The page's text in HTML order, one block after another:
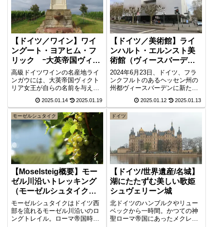
【ドイツ／ワイン】ワイ
ングート・ヨアヒム・フ
リック ｰ大英帝国ヴィク
トリア女王のワイン
高級ドイツワインの名産地ライ
ンガウには、大英帝国ヴィクト
リア女王が自らの名前を与えた
穫されたブドウで醸造されたワ
インは現在でも英国王室御用
達、作り手は「ワイングート・
ヨアヒム・フリック」。偉大な
ワインを生み出す銘醸畑とワイ
ナリーを訪れました。
2025.01.14 2025.01.19
【ドイツ／美術館】ライ
ンハルト・エルンスト美
術館（ヴィースバーデン
現代抽象美術館）
2024年6月23日、ドイツ、フラ
ンクフルトのあるヘッセン州の
州都ヴィースバーデンに新たな
ンハルト・エルンストが収集し
た1945年以降の現代美術作品、
特に抽象芸術作品が、日本を代
表する建築家槇文彦氏設計の美
術館に収蔵。エルンスト・コレ
クションの「色が全て」展と特
別展「槇文彦氏回顧展」。
2025.01.12 2025.01.13
モーゼルシュタイク
【Moselsteig概要】モー
ゼル川沿いトレッキング
（モーゼルシュタイク）
概要編
モーゼルシュタイクはドイツ西
部を流れるモーゼル川沿いのロ
ングトレイル。ローマ帝国時代
ドイツ
【ドイツ/世界遺産/名城】
湖にたたずむ美しい歌姫
シュヴェリーン城
北ドイツのハンブルクやリュー
ベックから一時間。かつての神
聖ローマ帝国にあったメクレン